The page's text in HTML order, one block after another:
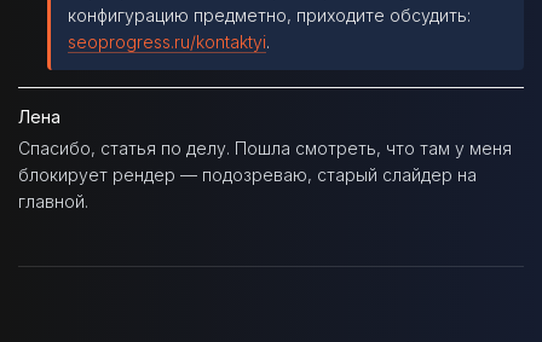
конфигурацию предметно, приходите обсудить:
seoprogress.ru/kontaktyi.
Лена
Спасибо, статья по делу. Пошла смотреть, что там у меня
блокирует рендер — подозреваю, старый слайдер на
главной.